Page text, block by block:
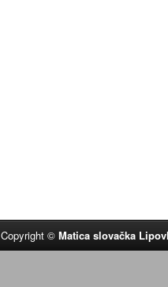
Copyright ©Matica slovačka